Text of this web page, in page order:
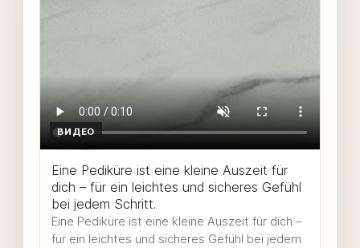
ВИДЕО
Eine Pediküre ist eine kleine Auszeit für
dich – für ein leichtes und sicheres Gefühl
bei jedem Schritt.
Eine Pediküre ist eine kleine Auszeit für dich –
für ein leichtes und sicheres Gefühl bei jedem